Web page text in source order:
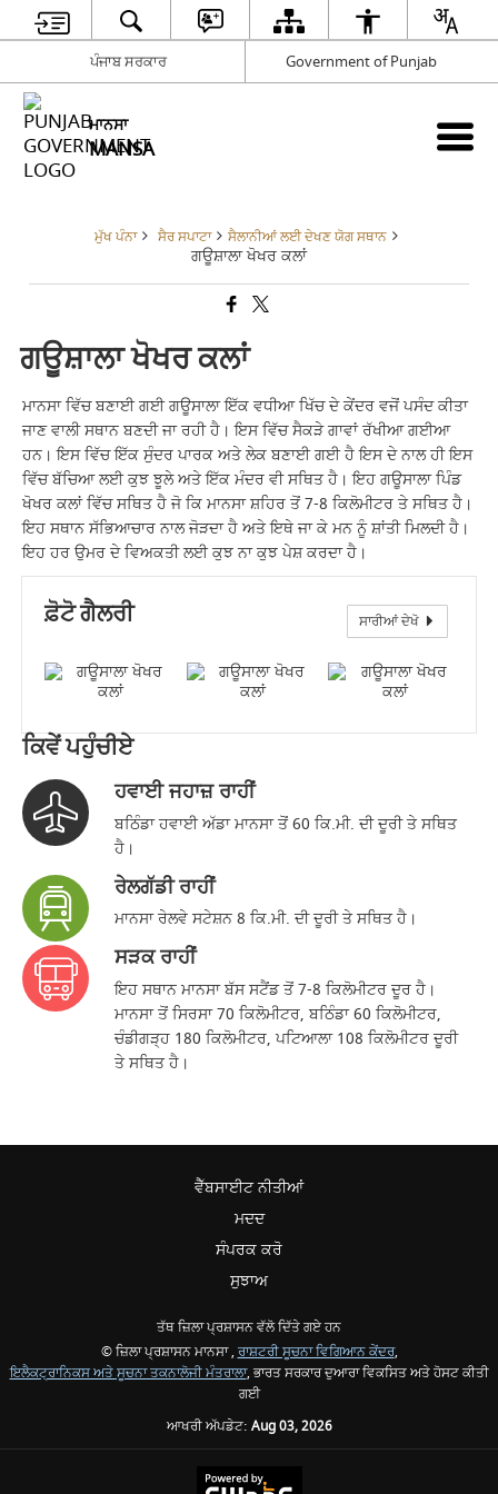
ਪੰਜਾਬ ਸਰਕਾਰ Government of Punjab
ਮਾਨਸਾ
MANSA
ਮੁੱਖ ਪੰਨਾ ਸੈਰ ਸਪਾਟਾ ਸੈਲਾਨੀਆਂ ਲਈ ਦੇਖਣ ਯੋਗ ਸਥਾਨ
ਗਊਸ਼ਾਲਾ ਖੋਖਰ ਕਲਾਂ
ਗਊਸ਼ਾਲਾ ਖੋਖਰ ਕਲਾਂ
ਮਾਨਸਾ ਵਿੱਚ ਬਣਾਈ ਗਈ ਗਊਸਾਲਾ ਇੱਕ ਵਧੀਆ ਖਿੱਚ ਦੇ ਕੇਂਦਰ ਵਜੋਂ ਪਸੰਦ ਕੀਤਾ
ਜਾਣ ਵਾਲੀ ਸਥਾਨ ਬਣਦੀ ਜਾ ਰਹੀ ਹੈ। ਇਸ ਵਿੱਚ ਸੈਕੜੇ ਗਾਵਾਂ ਰੱਖੀਆ ਗਈਆ
ਹਨ। ਇਸ ਵਿੱਚ ਇੱਕ ਸੁੰਦਰ ਪਾਰਕ ਅਤੇ ਲੇਕ ਬਣਾਈ ਗਈ ਹੈ ਇਸ ਦੇ ਨਾਲ ਹੀ ਇਸ
ਵਿੱਚ ਬੱਚਿਆ ਲਈ ਕੁਝ ਝੂਲੇ ਅਤੇ ਇੱਕ ਮੰਦਰ ਵੀ ਸਥਿਤ ਹੈ। ਇਹ ਗਊਸਾਲਾ ਪਿੰਡ
ਖੋਖਰ ਕਲਾਂ ਵਿੱਚ ਸਥਿਤ ਹੈ ਜੋ ਕਿ ਮਾਨਸਾ ਸ਼ਹਿਰ ਤੋਂ 7-8 ਕਿਲੋਮੀਟਰ ਤੇ ਸਥਿਤ ਹੈ।
ਇਹ ਸਥਾਨ ਸੱਭਿਆਚਾਰ ਨਾਲ ਜੋੜਦਾ ਹੈ ਅਤੇ ਇਥੇ ਜਾ ਕੇ ਮਨ ਨੂੰ ਸ਼ਾਂਤੀ ਮਿਲਦੀ ਹੈ।
ਇਹ ਹਰ ਉਮਰ ਦੇ ਵਿਅਕਤੀ ਲਈ ਕੁਝ ਨਾ ਕੁਝ ਪੇਸ਼ ਕਰਦਾ ਹੈ।
ਫ਼ੋਟੋ ਗੈਲਰੀ ਸਾਰੀਆਂ ਦੇਖੋ
ਕਿਵੇਂ ਪਹੁੰਚੀਏ
ਹਵਾਈ ਜਹਾਜ਼ ਰਾਹੀਂ
ਬਠਿੰਡਾ ਹਵਾਈ ਅੱਡਾ ਮਾਨਸਾ ਤੋਂ 60 ਕਿ.ਮੀ. ਦੀ ਦੂਰੀ ਤੇ ਸਥਿਤ
ਹੈ।
ਰੇਲਗੱਡੀ ਰਾਹੀਂ
ਮਾਨਸਾ ਰੇਲਵੇ ਸਟੇਸ਼ਨ 8 ਕਿ.ਮੀ. ਦੀ ਦੂਰੀ ਤੇ ਸਥਿਤ ਹੈ।
ਸੜਕ ਰਾਹੀਂ
ਇਹ ਸਥਾਨ ਮਾਨਸਾ ਬੱਸ ਸਟੈਂਡ ਤੋਂ 7-8 ਕਿਲੋਮੀਟਰ ਦੂਰ ਹੈ।
ਮਾਨਸਾ ਤੋਂ ਸਿਰਸਾ 70 ਕਿਲੋਮੀਟਰ, ਬਠਿੰਡਾ 60 ਕਿਲੋਮੀਟਰ,
ਚੰਡੀਗੜ੍ਹ 180 ਕਿਲੋਮੀਟਰ, ਪਟਿਆਲਾ 108 ਕਿਲੋਮੀਟਰ ਦੂਰੀ
ਤੇ ਸਥਿਤ ਹੈ।
ਵੈੱਬਸਾਈਟ ਨੀਤੀਆਂ
ਮਦਦ
ਸੰਪਰਕ ਕਰੋ
ਸੁਝਾਅ
ਤੱਥ ਜ਼ਿਲਾ ਪ੍ਰਸ਼ਾਸਨ ਵੱਲੋ ਦਿੱਤੇ ਗਏ ਹਨ
© ਜ਼ਿਲਾ ਪ੍ਰਸ਼ਾਸਨ ਮਾਨਸਾ , ਰਾਸ਼ਟਰੀ ਸੂਚਨਾ ਵਿਗਿਆਨ ਕੇਂਦਰ,
ਇਲੈਕਟ੍ਰਾਨਿਕਸ ਅਤੇ ਸੂਚਨਾ ਤਕਨਾਲੋਜੀ ਮੰਤਰਾਲਾ, ਭਾਰਤ ਸਰਕਾਰ ਦੁਆਰਾ ਵਿਕਸਿਤ ਅਤੇ ਹੋਸਟ ਕੀਤੀ
ਗਈ
ਆਖਰੀ ਅੱਪਡੇਟ: Aug 03, 2026